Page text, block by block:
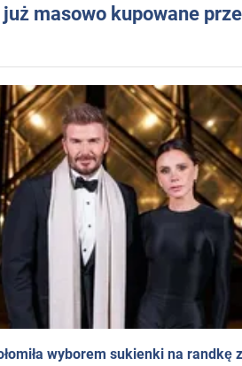
masowo kupowane
wyborem sukienki na randkę